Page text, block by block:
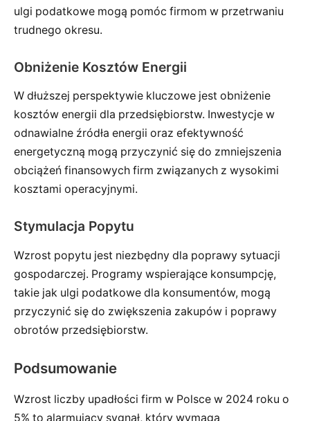
ulgi podatkowe mogą pomóc firmom w przetrwaniu
trudnego okresu.
Obniżenie Kosztów Energii
W dłuższej perspektywie kluczowe jest obniżenie
kosztów energii dla przedsiębiorstw. Inwestycje w
odnawialne źródła energii oraz efektywność
energetyczną mogą przyczynić się do zmniejszenia
obciążeń finansowych firm związanych z wysokimi
kosztami operacyjnymi.
Stymulacja Popytu
Wzrost popytu jest niezbędny dla poprawy sytuacji
gospodarczej. Programy wspierające konsumpcję,
takie jak ulgi podatkowe dla konsumentów, mogą
przyczynić się do zwiększenia zakupów i poprawy
obrotów przedsiębiorstw.
Podsumowanie
Wzrost liczby upadłości firm w Polsce w 2024 roku o
5% to alarmujący sygnał, który wymaga